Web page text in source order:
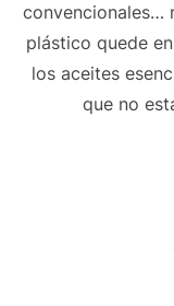
convencionales…
plástico quede
los aceites
que no